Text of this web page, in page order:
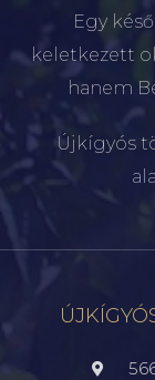
Egy
keletkezett
hanem
Újkígyós